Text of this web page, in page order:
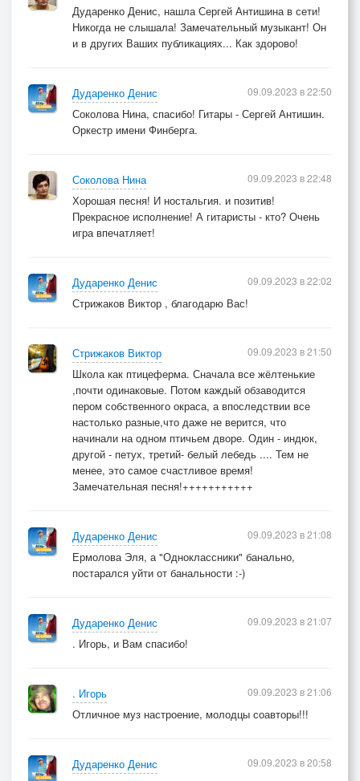
Дударенко Денис, нашла Сергей Антишина в сети!
Никогда не слышала! Замечательный музыкант! Он
и в других Ваших публикациях... Как здорово!
Дударенко Денис
Соколова Нина, спасибо! Гитары - Сергей Антишин.
Оркестр имени Финберга.
09.09.2023 в 22:50
Соколова Нина
Хорошая песня! И ностальгия. и позитив!
Прекрасное исполнение! А гитаристы - кто? Очень
игра впечатляет!
09.09.2023 в 22:48
Дударенко Денис
Стрижаков Виктор , благодарю Вас!
09.09.2023 в 22:02
Стрижаков Виктор
Школа как птицеферма. Сначала все жёлтенькие
,почти одинаковые. Потом каждый обзаводится
пером собственного окраса, а впоследствии все
настолько разные,что даже не верится, что
начинали на одном птичьем дворе. Один - индюк,
другой - петух, третий- белый лебедь .... Тем не
менее, это самое счастливое время!
Замечательная песня!+++++++++++
09.09.2023 в 21:50
Дударенко Денис
Ермолова Эля, а "Одноклассники" банально,
постарался уйти от банальности :-)
09.09.2023 в 21:08
Дударенко Денис
. Игорь, и Вам спасибо!
09.09.2023 в 21:07
. Игорь
Отличное муз настроение, молодцы соавторы!!!
09.09.2023 в 21:06
Дударенко Денис
09.09.2023 в 20:58